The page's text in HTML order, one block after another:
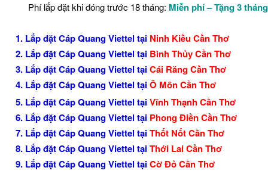
Phí lắp đặt khi đóng trước 18 tháng: Miễn phí – Tặng 3
1. Lắp đặt Cáp Quang Viettel tại Ninh Kiều Cần Thơ
2. Lắp đặt Cáp Quang Viettel tại Bình Thủy Cần Thơ
3. Lắp đặt Cáp Quang Viettel tạiCái Răng Cần Thơ
4. Lắp đặt Cáp Quang Viettel tạiÔ Môn Cần Thơ
5. Lắp đặt Cáp Quang Viettel tạiVĩnh Thạnh Cần Thơ
6. Lắp đặt Cáp Quang Viettel tại Phong Điền Cần Thơ
7. Lắp đặt Cáp Quang Viettel tạiThốt Nốt Cần Thơ
8. Lắp đặt Cáp Quang Viettel tạiThới Lai Cần Thơ
9. Lắp đặt Cáp Quang Viettel tạiCờ Đỏ Cần Thơ